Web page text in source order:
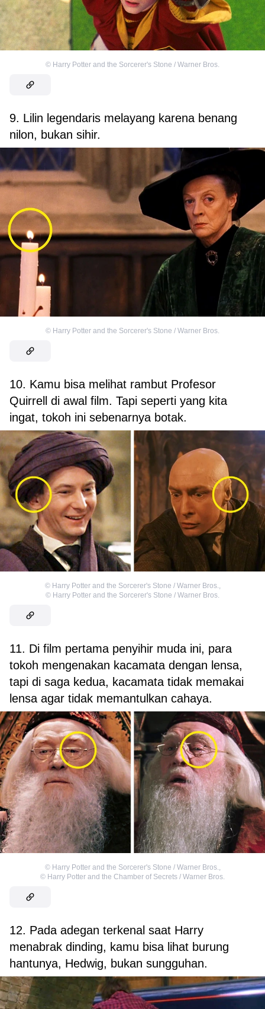
© Harry Potter and the Sorcerer's Stone / Warner Bros.
9. Lilin legendaris melayang karena benang
nilon, bukan sihir.
© Harry Potter and the Sorcerer's Stone / Warner Bros.
10. Kamu bisa melihat rambut Profesor
Quirrell di awal film. Tapi seperti yang kita
ingat, tokoh ini sebenarnya botak.
© Harry Potter and the Sorcerer's Stone / Warner Bros.,
© Harry Potter and the Sorcerer's Stone / Warner Bros.
11. Di film pertama penyihir muda ini, para
tokoh mengenakan kacamata dengan lensa,
tapi di saga kedua, kacamata tidak memakai
lensa agar tidak memantulkan cahaya.
© Harry Potter and the Sorcerer's Stone / Warner Bros.,
© Harry Potter and the Chamber of Secrets / Warner Bros.
12. Pada adegan terkenal saat Harry
menabrak dinding, kamu bisa lihat burung
hantunya, Hedwig, bukan sungguhan.